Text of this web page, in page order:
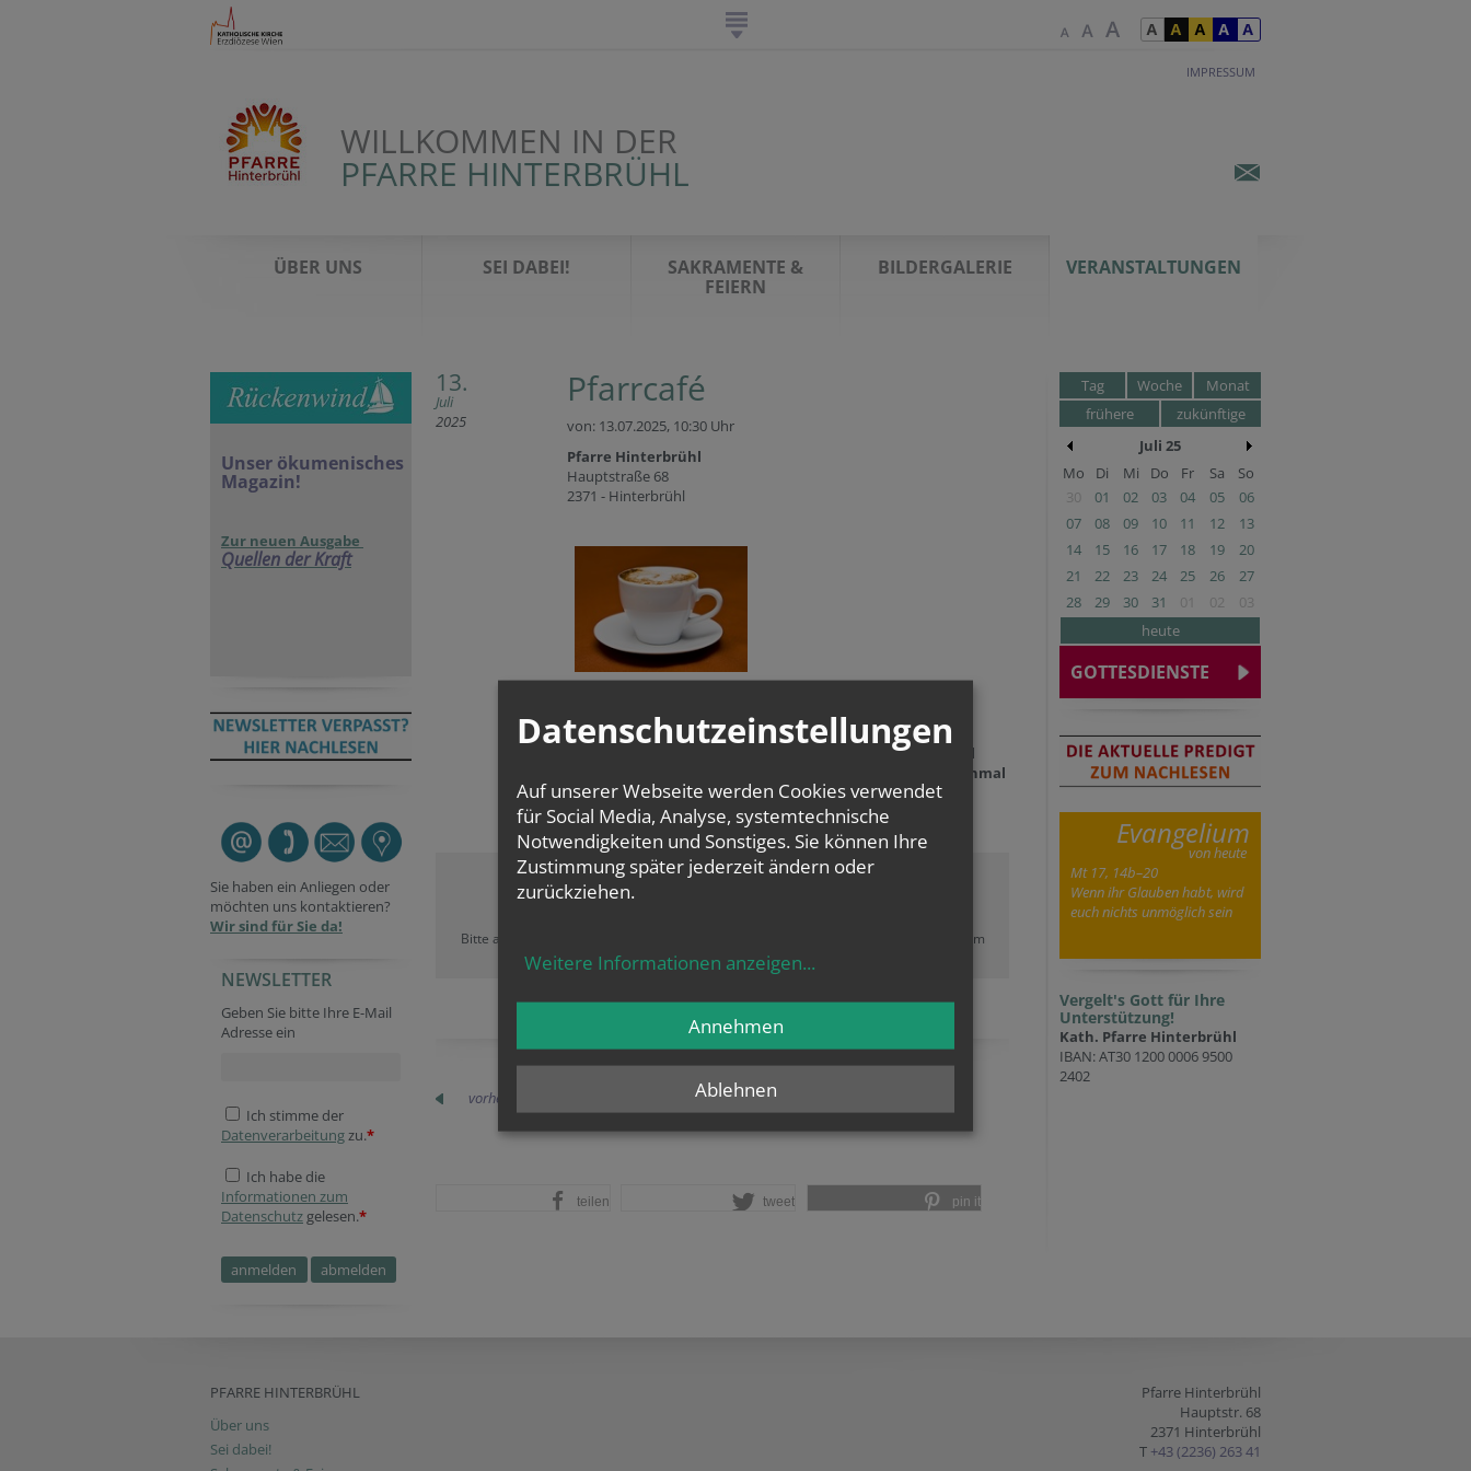
IMPRESSUM
WILLKOMMEN IN DER
PFARRE HINTERBRÜHL
ÜBER UNS SEI DABEI!
SAKRAMENTE &
FEIERN
BILDERGALERIE VERANSTALTUNGEN
Unser ökumenisches
Magazin!
Zur neuen Ausgabe
Quellen der Kraft
Sie haben ein Anliegen oder
möchten uns kontaktieren?
Wir sind für Sie da!
NEWSLETTER
Geben Sie bitte Ihre E-Mail
Adresse ein
Ich stimme der
Datenverarbeitungzu.*
Ich habe die
Informationen zum
Datenschutz gelesen.*
13.
Juli
2025
Pfarrcafé
von: 13.07.2025, 10:30 Uhr
Pfarre Hinterbrühl
Hauptstraße 68
2371 - Hinterbrühl
Jeden Sonn- und Feiertag laden wir nach dem Gottesdienst
zu gemütlichem Beisammensein und Austausch bei Kaffee und
Schauen Sie doch einfach einmal
vorbei!
Bitte akzeptieren Sie
, um
diesen Inhalt sehen zu können.
vorherige
teilen tweet pin it
Tag Woche
Monat
frühere
zukünftige
Juli 25
Mo
Di Mi Do Fr Sa
So
30
01 02 03 04 05
06
07
08 09 10 11 12
13
14
15 16 17 18 19
20
21
22 23 24 25 26
27
28
29 30 31 01 02
03
heute
GOTTESDIENSTE
Evangelium
von heute
Mt 17, 14b–20
Wenn ihr Glauben habt, wird
euch nichts unmöglich sein
Vergelt's Gott für Ihre
Unterstützung!
Kath. Pfarre Hinterbrühl
IBAN: AT30 1200 0006 9500
2402
PFARRE HINTERBRÜHL
Über uns
Sei dabei!
Pfarre Hinterbrühl
Hauptstr. 68
2371 Hinterbrühl
T +43 (2236) 263 41
Datenschutzeinstellungen
Auf unserer Webseite werden Cookies verwendet
für Social Media, Analyse, systemtechnische
Notwendigkeiten und Sonstiges. Sie können Ihre
Zustimmung später jederzeit ändern oder
zurückziehen.
Weitere Informationen anzeigen...
Ablehnen
Annehmen